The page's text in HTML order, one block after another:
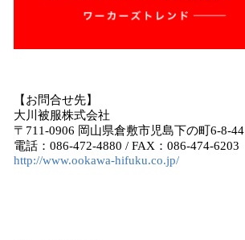
【お問合せ先】
大川被服株式会社
〒711-0906 岡山県倉敷市児島下の町6-8-44
電話：086-472-4880 / FAX：086-474-6203
http://www.ookawa-hifuku.co.jp/